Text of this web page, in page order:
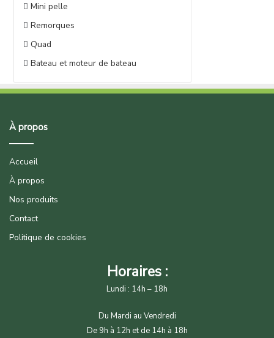
Mini pelle
Remorques
Quad
Bateau et moteur de bateau
À propos
Accueil
À propos
Nos produits
Contact
Politique de cookies
Horaires :
Lundi : 14h – 18h
Du Mardi au Vendredi
De 9h à 12h et de 14h à 18h